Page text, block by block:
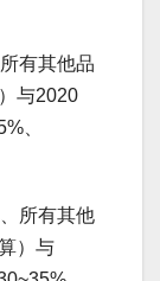
有其他品
与2020
、
所有其他
）与